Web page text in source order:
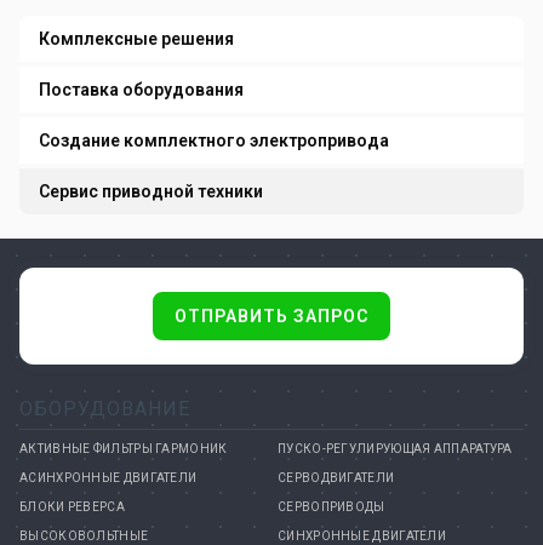
Комплексные решения
Поставка оборудования
Создание комплектного электропривода
Сервис приводной техники
ОТПРАВИТЬ ЗАПРОС
ОБОРУДОВАНИЕ
АКТИВНЫЕ ФИЛЬТРЫ ГАРМОНИК
АСИНХРОННЫЕ ДВИГАТЕЛИ
БЛОКИ РЕВЕРСА
ВЫСОКОВОЛЬТНЫЕ
ПУСКО-РЕГУЛИРУЮЩАЯ АППАРАТУРА
СЕРВОДВИГАТЕЛИ
СЕРВОПРИВОДЫ
СИНХРОННЫЕ ДВИГАТЕЛИ